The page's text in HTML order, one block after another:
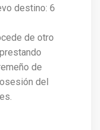
destino: 6
de otro
de
del